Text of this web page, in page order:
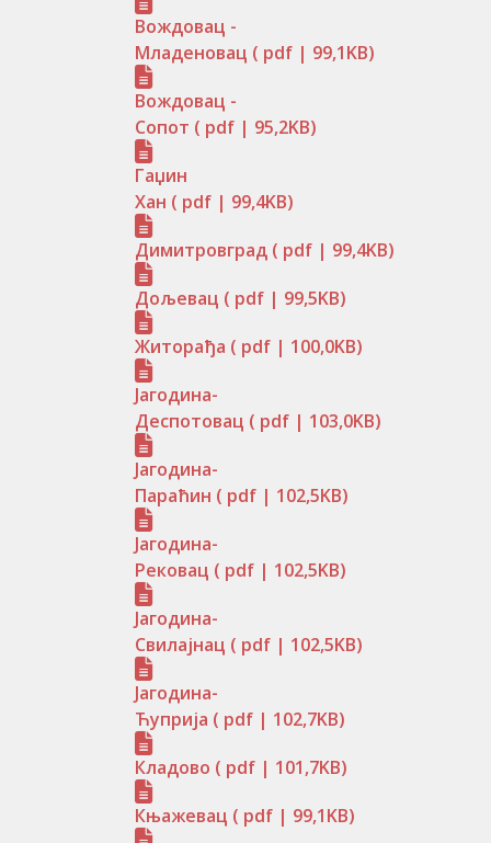
Вождовац -
Младеновац ( pdf | 99,1KB)
Вождовац -
Сопот ( pdf | 95,2KB)
Гаџин
Хан ( pdf | 99,4KB)
Димитровград ( pdf | 99,4KB)
Дољевац ( pdf | 99,5KB)
Житорађа ( pdf | 100,0KB)
Јагодина-
Деспотовац ( pdf | 103,0KB)
Јагодина-
Параћин ( pdf | 102,5KB)
Јагодина-
Рековац ( pdf | 102,5KB)
Јагодина-
Свилајнац ( pdf | 102,5KB)
Јагодина-
Ћуприја ( pdf | 102,7KB)
Кладово ( pdf | 101,7KB)
Књажевац ( pdf | 99,1KB)